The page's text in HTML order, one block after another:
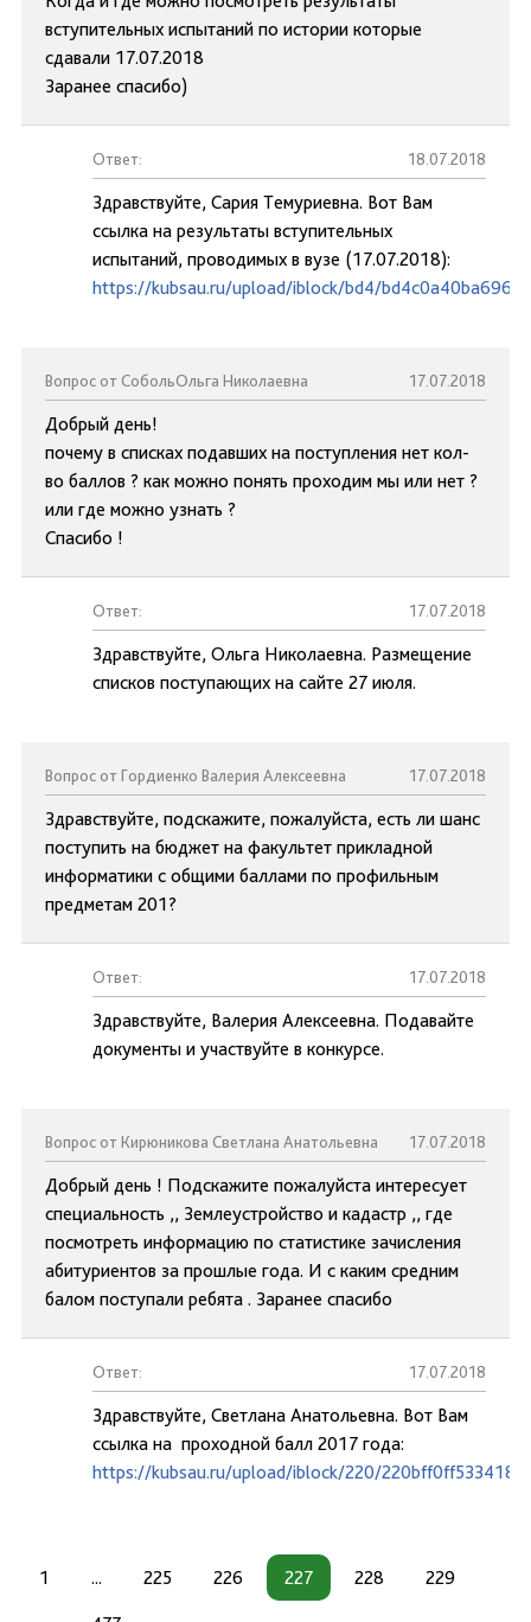
вступительных испытаний по истории которые
сдавали 17.07.2018
Заранее спасибо)
Ответ: 18.07.2018
Здравствуйте, Сария Темуриевна. Вот Вам
ссылка на результаты вступительных
испытаний, проводимых в вузе (17.07.2018):
https://kubsau.ru/upload/iblock/bd4/
Вопрос от СобольОльга Николаевна 17.07.2018
Добрый день!
почему в списках подавших на поступления нет кол-
во баллов ? как можно понять проходим мы или нет ?
или где можно узнать ?
Спасибо !
Ответ: 17.07.2018
Здравствуйте, Ольга Николаевна. Размещение
списков поступающих на сайте 27 июля.
Вопрос от Гордиенко Валерия Алексеевна 17.07.2018
Здравствуйте, подскажите, пожалуйста, есть ли шанс
поступить на бюджет на факультет прикладной
информатики с общими баллами по профильным
предметам 201?
Ответ: 17.07.2018
Здравствуйте, Валерия Алексеевна. Подавайте
документы и участвуйте в конкурсе.
Вопрос от Кирюникова Светлана Анатольевна 17.07.2018
Добрый день ! Подскажите пожалуйста интересует
специальность ,, Землеустройство и кадастр ,, где
посмотреть информацию по статистике зачисления
абитуриентов за прошлые года. И с каким средним
балом поступали ребята . Заранее спасибо
Ответ: 17.07.2018
Здравствуйте, Светлана Анатольевна. Вот Вам
ссылка на проходной балл 2017 года:
https://kubsau.ru/upload/iblock/220/
1 ... 225 226 227 228 229